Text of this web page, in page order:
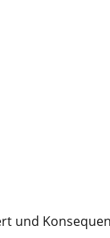
und